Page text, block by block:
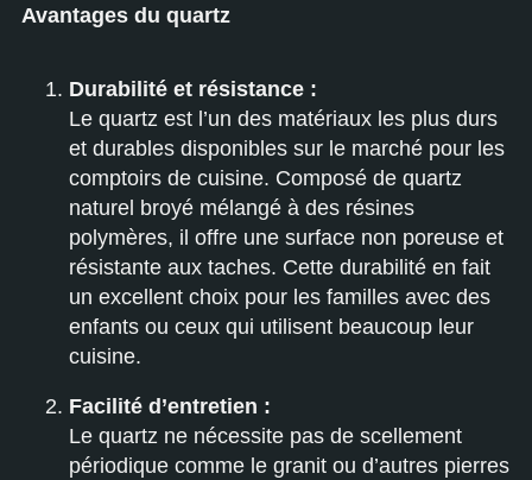
Avantages du quartz
Durabilité et résistance :
Le quartz est l’un des matériaux les plus durs
et durables disponibles sur le marché pour les
comptoirs de cuisine. Composé de quartz
naturel broyé mélangé à des résines
polymères, il offre une surface non poreuse et
résistante aux taches. Cette durabilité en fait
un excellent choix pour les familles avec des
enfants ou ceux qui utilisent beaucoup leur
cuisine.
Facilité d’entretien :
Le quartz ne nécessite pas de scellement
périodique comme le granit ou d’autres pierres